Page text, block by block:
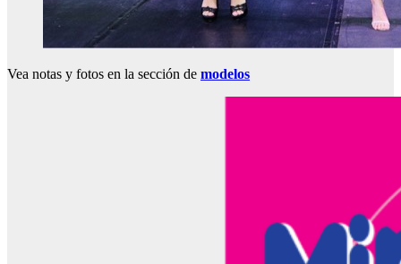
Vea notas y fotos en la sección de modelos